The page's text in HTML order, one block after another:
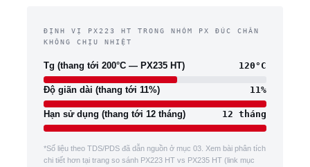
ĐỊNH VỊ PX223 HT TRONG NHÓM PX ĐÚC CHÂN
KHÔNG CHỊU NHIỆT
Tg (thang tới 200°C — PX235 HT) 120°C
Độ giãn dài (thang tới 11%) 11%
Hạn sử dụng (thang tới 12 tháng) 12 tháng
*Số liệu theo TDS/PDS đã dẫn nguồn ở mục 03. Xem bài phân tích
chi tiết hơn tại trang so sánh PX223 HT vs PX235 HT (link mục